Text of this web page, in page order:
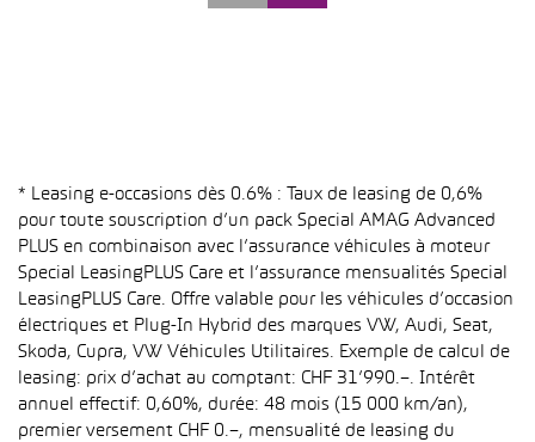
* Leasing e-occasions dès 0.6% : Taux de leasing de 0,6%
pour toute souscription d’un pack Special AMAG Advanced
PLUS en combinaison avec l’assurance véhicules à moteur
Special LeasingPLUS Care et l’assurance mensualités Special
LeasingPLUS Care. Offre valable pour les véhicules d’occasion
électriques et Plug-In Hybrid des marques VW, Audi, Seat,
Skoda, Cupra, VW Véhicules Utilitaires. Exemple de calcul de
leasing: prix d’achat au comptant: CHF 31’990.–. Intérêt
annuel effectif: 0,60%, durée: 48 mois (15 000 km/an),
premier versement CHF 0.–, mensualité de leasing du